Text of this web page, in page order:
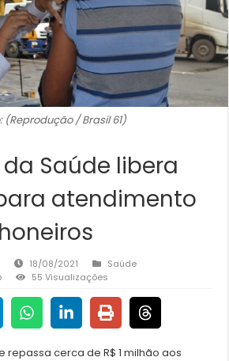
(Reprodução / Brasil 61)
Saúde libera
atendimento
18/08/2021
Saúde
55 Visualizações
repassa cerca de R$ 1 milhão aos